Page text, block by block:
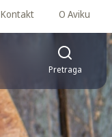
Kontakt O Aviku
Pretraga